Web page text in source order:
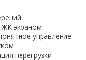
ЖК экраном
управление
перегрузки